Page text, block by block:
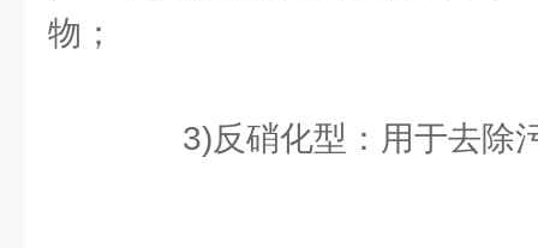
物；
3)反硝化型：用于去除